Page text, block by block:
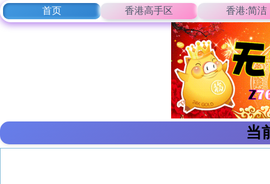
首页 香港高手区 香港:简洁
当